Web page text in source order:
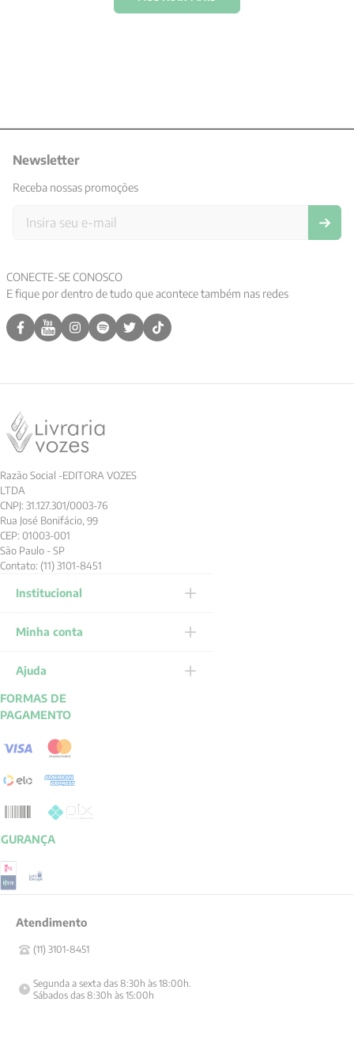
Newsletter
Receba nossas promoções
CONECTE-SE CONOSCO
E fique por dentro de tudo que acontece também nas redes
Razão Social -EDITORA VOZES
LTDA
CNPJ: 31.127.301/0003-76
Rua José Bonifácio, 99
CEP: 01003-001
São Paulo - SP
Contato: (11) 3101-8451
Institucional
Minha conta
Ajuda
FORMAS DE
PAGAMENTO
Atendimento
(11) 3101-8451
Segunda a sexta das 8:30h às 18:00h.
Sábados das 8:30h às 15:00h